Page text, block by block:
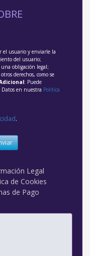
el usuario y enviarle la
del usuario;
una obligación legal;
derechos, como se
: Puede
en nuestra Política
.
Legal
de Cookies
de Pago